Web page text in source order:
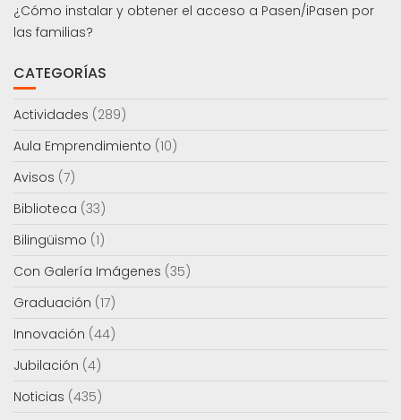
¿Cómo instalar y obtener el acceso a Pasen/iPasen por
las familias?
CATEGORÍAS
Actividades (289)
Aula Emprendimiento (10)
Avisos (7)
Biblioteca (33)
Bilingüismo (1)
Con Galería Imágenes (35)
Graduación (17)
Innovación (44)
Jubilación (4)
Noticias (435)